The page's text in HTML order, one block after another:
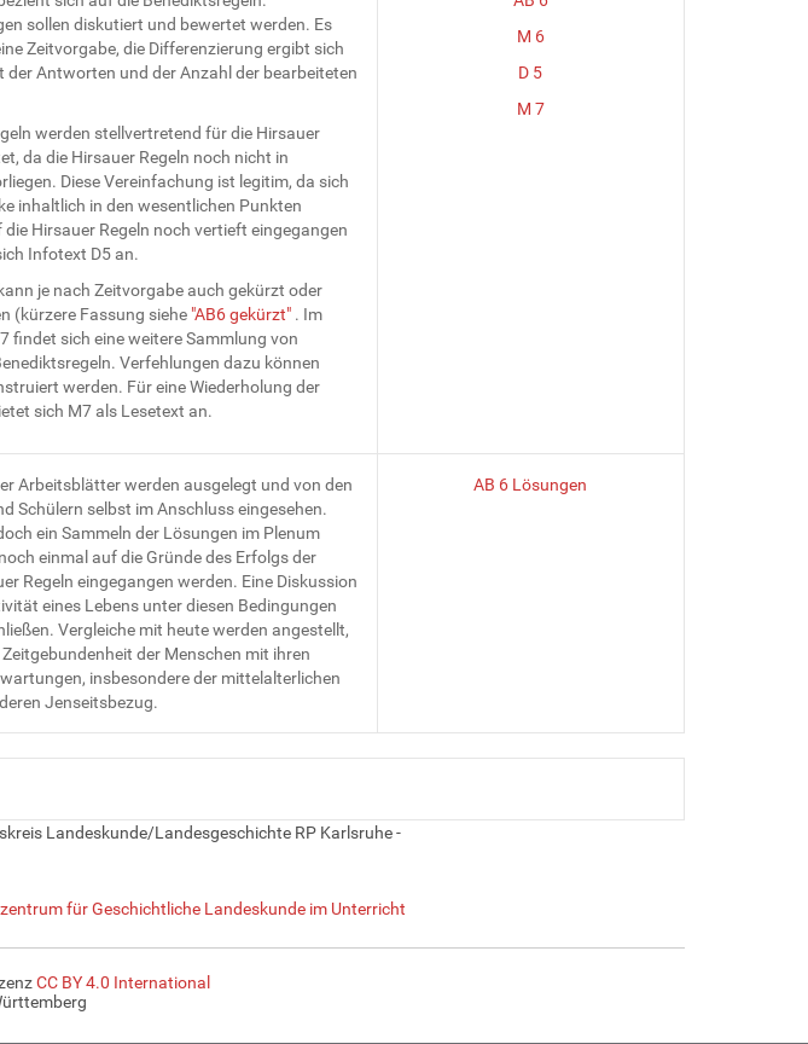
sollen diskutiert und bewertet werden. Es
Zeitvorgabe, die Differenzierung ergibt sich
der Antworten und der Anzahl der bearbeiteten
werden stellvertretend für die Hirsauer
da die Hirsauer Regeln noch nicht in
Diese Vereinfachung ist legitim, da sich
inhaltlich in den wesentlichen Punkten
die Hirsauer Regeln noch vertieft eingegangen
Infotext D5 an.
je nach Zeitvorgabe auch gekürzt oder
(kürzere Fassung siehe "AB6 gekürzt". Im
findet sich eine weitere Sammlung von
Verfehlungen dazu können
werden. Für eine Wiederholung der
sich M7 als Lesetext an.
M 6
D 5
M 7
Arbeitsblätter werden ausgelegt und von den
Schülern selbst im Anschluss eingesehen.
ein Sammeln der Lösungen im Plenum
einmal auf die Gründe des Erfolgs der
Regeln eingegangen werden. Eine Diskussion
eines Lebens unter diesen Bedingungen
Vergleiche mit heute werden angestellt,
der Menschen mit ihren
insbesondere der mittelalterlichen
Jenseitsbezug.
AB 6 Lösungen
Landeskunde/Landesgeschichte RP Karlsruhe -
für Geschichtliche Landeskunde im Unterricht
CC BY 4.0 International